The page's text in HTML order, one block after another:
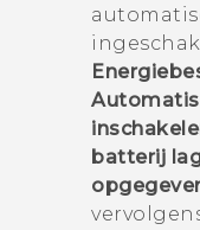
batterij